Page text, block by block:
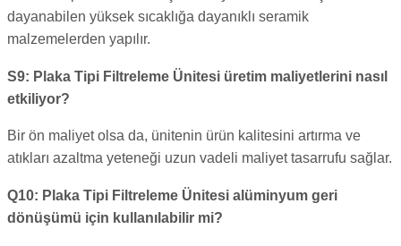
dayanabilen yüksek sıcaklığa dayanıklı seramik
malzemelerden yapılır.
S9: Plaka Tipi Filtreleme Ünitesi üretim maliyetlerini nasıl
etkiliyor?
Bir ön maliyet olsa da, ünitenin ürün kalitesini artırma ve
atıkları azaltma yeteneği uzun vadeli maliyet tasarrufu sağlar.
Q10: Plaka Tipi Filtreleme Ünitesi alüminyum geri
dönüşümü için kullanılabilir mi?